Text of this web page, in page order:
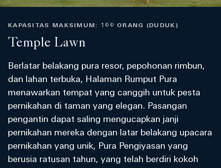
KAPASITAS MAKSIMUM: 100 ORANG (DUDUK)
Temple Lawn
Berlatar belakang pura resor, pepohonan rimbun,
dan lahan terbuka, Halaman Rumput Pura
menawarkan tempat yang canggih untuk pesta
pernikahan di taman yang elegan. Pasangan
pengantin dapat saling mengucapkan janji
pernikahan mereka dengan latar belakang upacara
pernikahan yang unik, Pura Pengiyasan yang
berusia ratusan tahun, yang telah berdiri kokoh